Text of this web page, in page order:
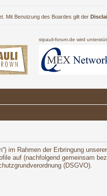
Mit Benutzung des Boardes gilt der
stpauli-forum.de wird
im Rahmen der Erbringung
auf (nachfolgend gemeinsam
(DSGVO).